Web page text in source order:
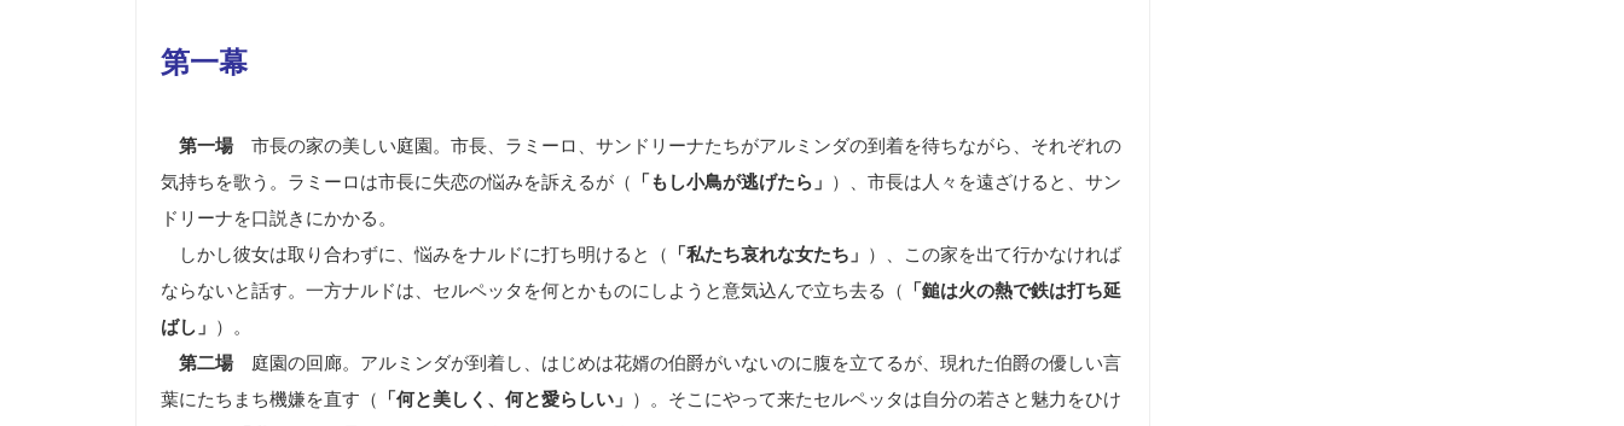
第一幕
第一場市長の家の美しい庭園。市長、ラミーロ、サンドリーナたちがアルミンダの到着を待ちながら、それぞれの
気持ちを歌う。ラミーロは市長に失恋の悩みを訴えるが（
「もし小鳥が逃げたら」 ）、市長は人々を遠ざけると、サン
ドリーナを口説きにかかる。
しかし彼女は取り合わずに、悩みをナルドに打ち明けると（
「私たち哀れな女たち」 ）、この家を出て行かなければ
ならないと話す。一方ナルドは、セルペッタを何とかものにしようと意気込んで立ち去る（
「鎚は火の熱で鉄は打ち延
ばし」 ）。
第二場庭園の回廊。アルミンダが到着し、はじめは花婿の伯爵がいないのに腹を立てるが、現れた伯爵の優しい言
葉にたちまち機嫌を直す（
「何と美しく、何と愛らしい」 ）。そこにやって来たセルペッタは自分の若さと魅力をひけ